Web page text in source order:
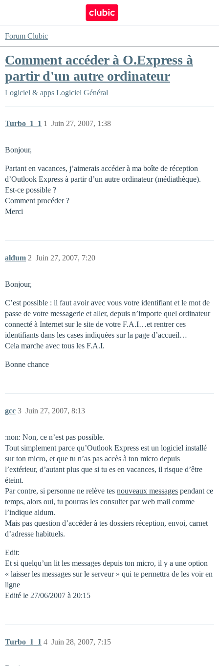
Forum Clubic
Comment accéder à O.Express à
partir d'un autre ordinateur
Logiciel & apps Logiciel Général
Turbo_1_1 Juin 27, 2007, 1:38
1
Bonjour,
Partant en vacances, j’aimerais accéder à ma boîte de réception
d’Outlook Express à partir d’un autre ordinateur (médiathèque).
Est-ce possible ?
Comment procéder ?
Merci
aldum Juin 27, 2007, 7:20
2
Bonjour,
C’est possible : il faut avoir avec vous votre identifiant et le mot de
passe de votre messagerie et aller, depuis n’importe quel ordinateur
connecté à Internet sur le site de votre F.A.I…et rentrer ces
identifiants dans les cases indiquées sur la page d’accueil…
Cela marche avec tous les F.A.I.
Bonne chance
gcc Juin 27, 2007, 8:13
3
:non: Non, ce n’est pas possible.
Tout simplement parce qu’Outlook Express est un logiciel installé
sur ton micro, et que tu n’as pas accès à ton micro depuis
l’extérieur, d’autant plus que si tu es en vacances, il risque d’être
éteint.
Par contre, si personne ne relève tes nouveaux messages pendant ce
temps, alors oui, tu pourras les consulter par web mail comme
l’indique aldum.
Mais pas question d’accéder à tes dossiers réception, envoi, carnet
d’adresse habituels.
Edit:
Et si quelqu’un lit les messages depuis ton micro, il y a une option
« laisser les messages sur le serveur » qui te permettra de les voir en
ligne
Edité le 27/06/2007 à 20:15
Turbo_1_1 Juin 28, 2007, 7:15
4